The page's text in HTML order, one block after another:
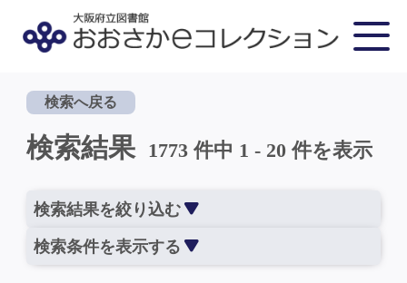
検索へ戻る
検索結果 1773 件中 1 - 20 件を表示
検索結果を絞り込む
検索条件を表示する